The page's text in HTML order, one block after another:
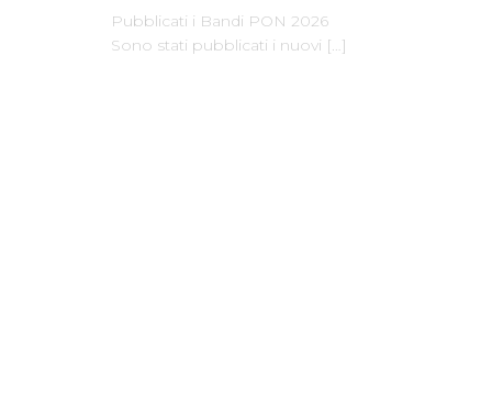
Pubblicati i Bandi PON 2026
Sono stati pubblicati i nuovi […]